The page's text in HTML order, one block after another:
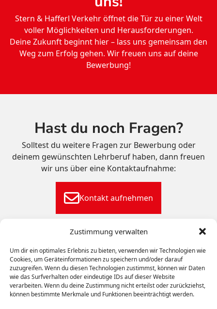
Zustimmung verwalten
Um dir ein optimales Erlebnis zu bieten, verwenden wir Technologien wie
Cookies, um Geräteinformationen zu speichern und/oder darauf
zuzugreifen. Wenn du diesen Technologien zustimmst, können wir Daten
wie das Surfverhalten oder eindeutige IDs auf dieser Website
verarbeiten. Wenn du deine Zustimmung nicht erteilst oder zurückziehst,
können bestimmte Merkmale und Funktionen beeinträchtigt werden.
Stern & Hafferl Verkehr öffnet die Tür zu einer Welt
voller Möglichkeiten und Herausforderungen.
Deine Zukunft beginnt hier – lass uns gemeinsam den
Weg zum Erfolg gehen. Wir freuen uns auf deine
Bewerbung!
Hast du noch Fragen?
Solltest du weitere Fragen zur Bewerbung oder
deinem gewünschten Lehrberuf haben, dann freuen
wir uns über eine Kontaktaufnahme:
Kontakt aufnehmen
WIR BEWEGENMENSCHEN
BahnBusWerkstättenUnternehmenKarriere
Kontakt